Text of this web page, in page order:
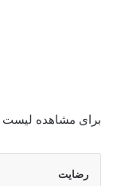
برای مشاهده لیست
رضایت